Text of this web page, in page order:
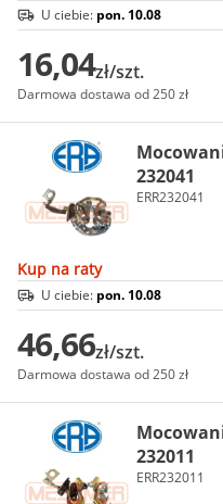
U ciebie: pon. 10.08
16,04zł/szt.
Darmowa dostawa od 250 zł
232041
ERR232041
Kup na raty
U ciebie: pon. 10.08
46,66zł/szt.
Darmowa dostawa od 250 zł
232011
ERR232011